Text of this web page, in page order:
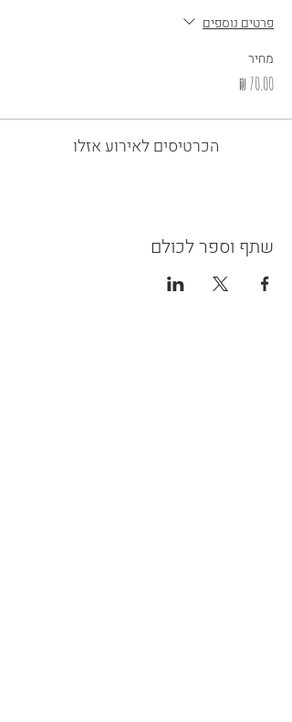
פרטים נוספים
מחיר
הכרטיסים לאירוע אזלו
שתף וספר לכולם